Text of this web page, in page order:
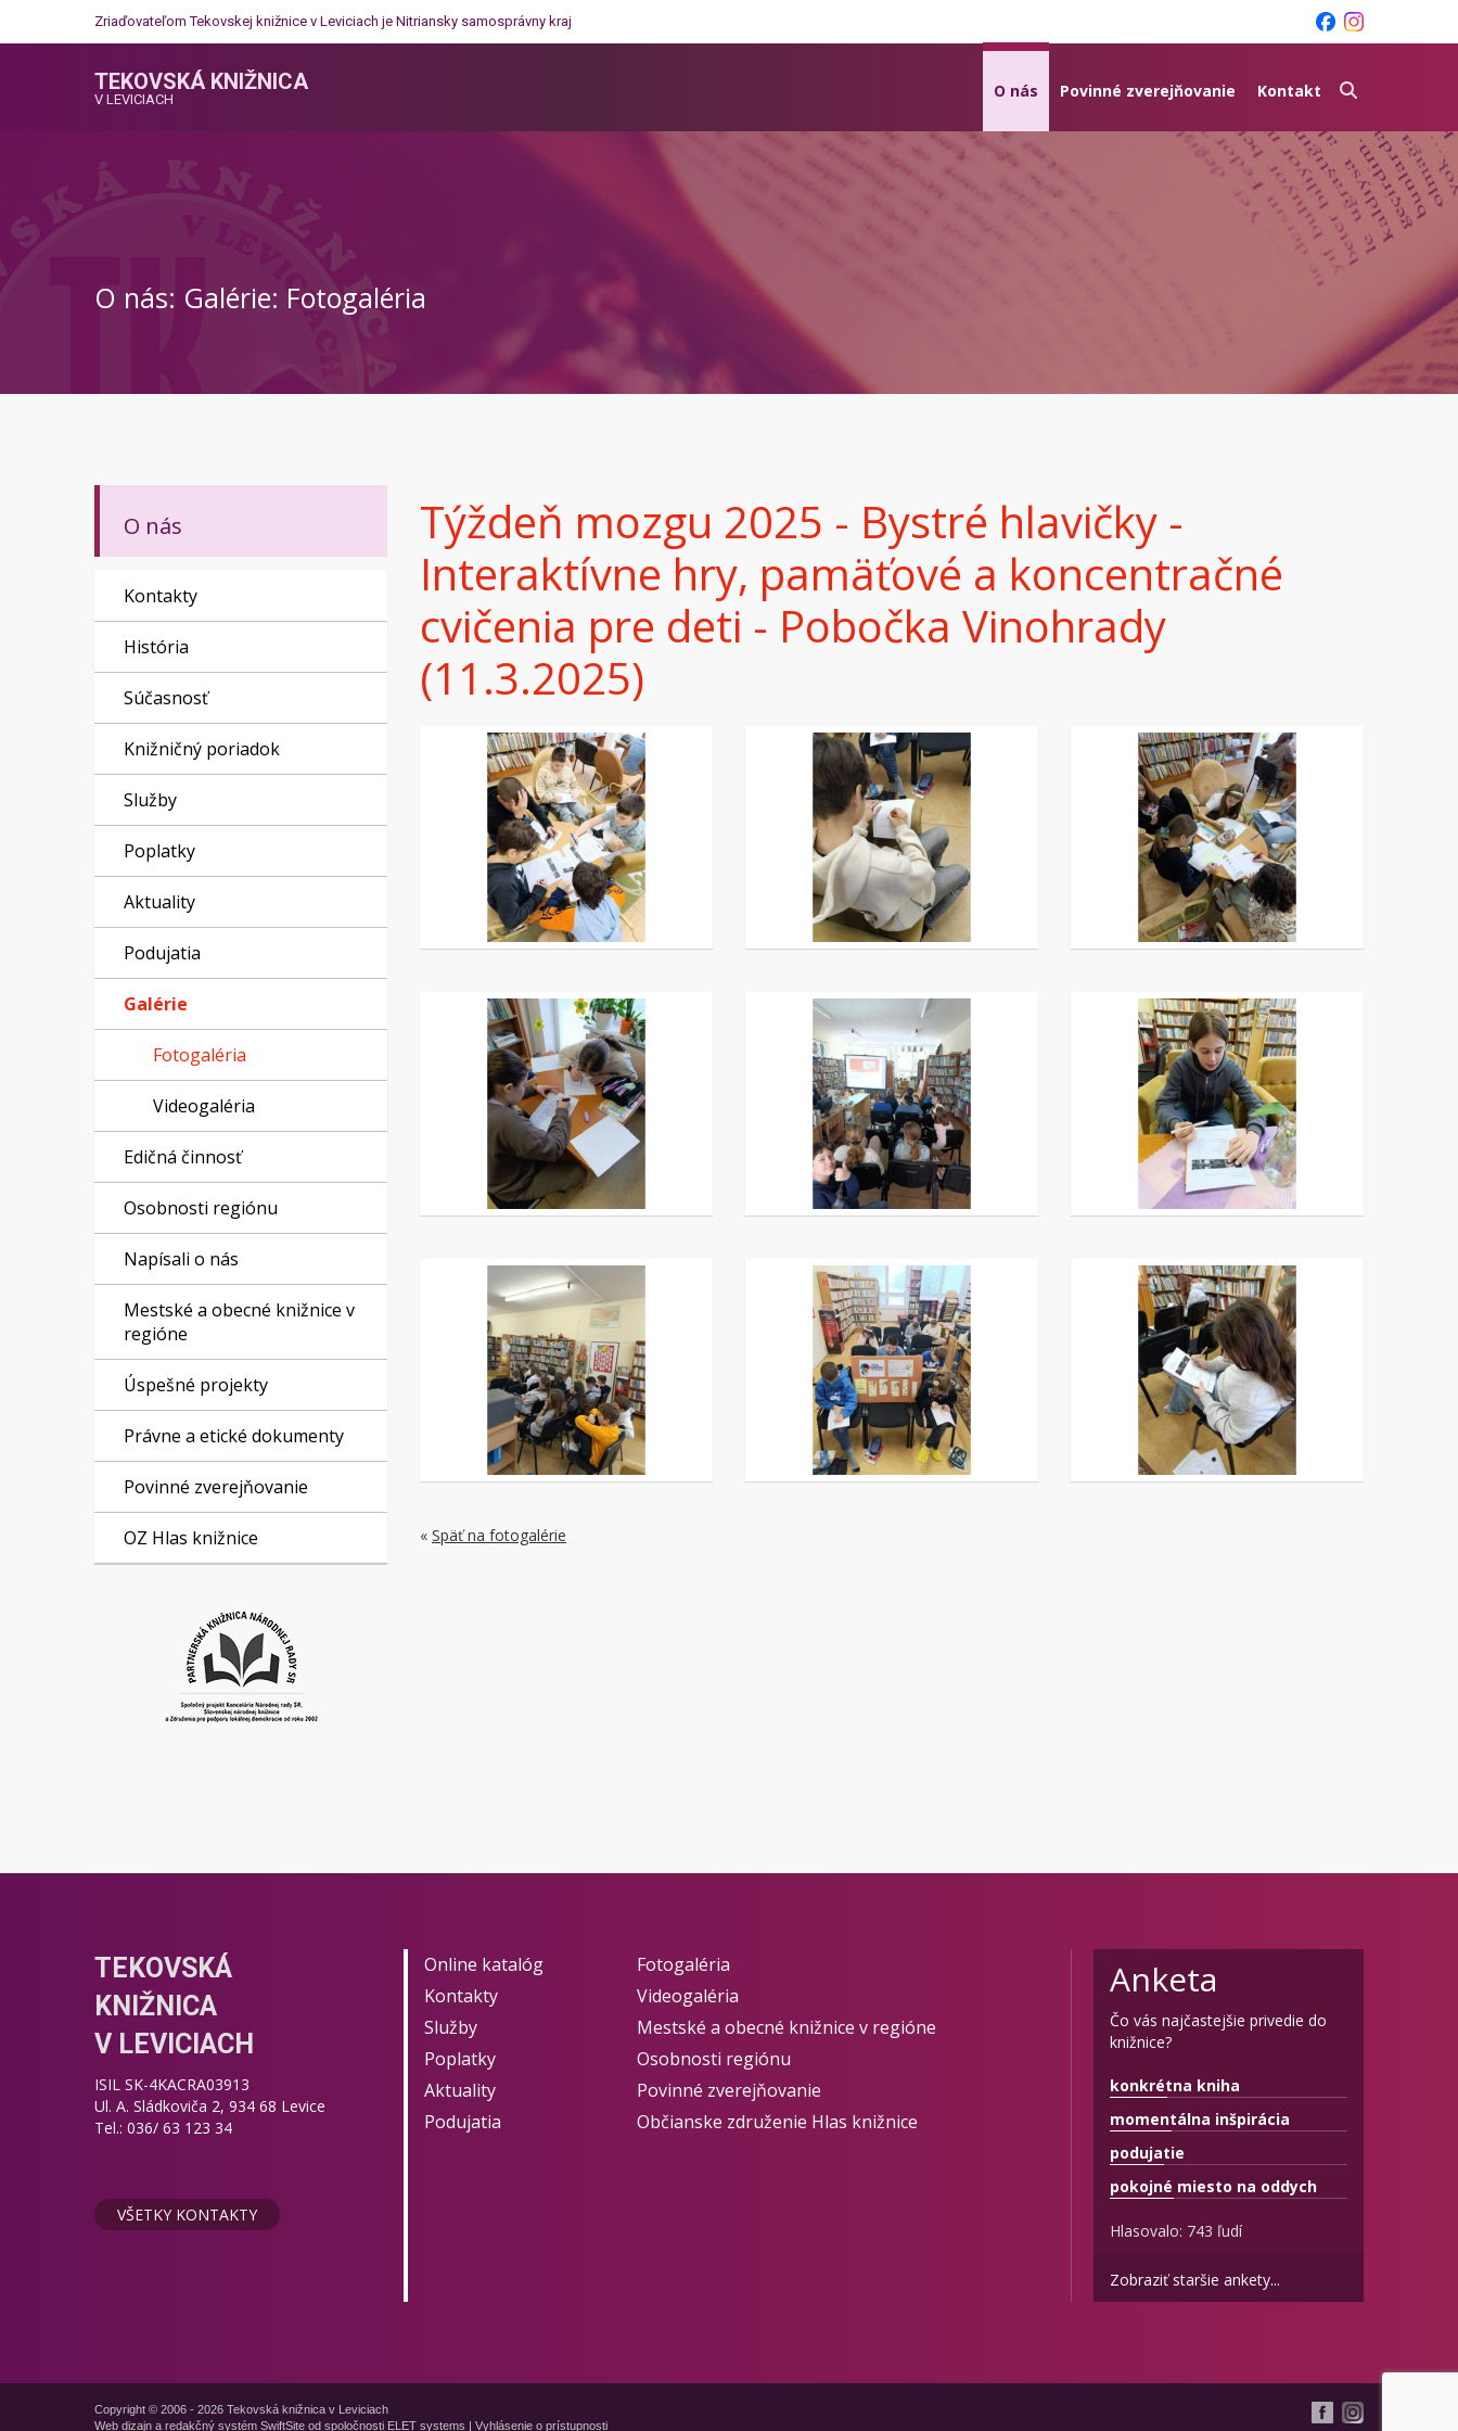
Zriaďovateľom Tekovskej knižnice v Leviciach je Nitriansky samosprávny kraj
TEKOVSKÁ KNIŽNICA
V LEVICIACH O nás Povinné zverejňovanie Kontakt
O nás: Galérie: Fotogaléria
O nás
Kontakty
História
Súčasnosť
Knižničný poriadok
Služby
Poplatky
Aktuality
Podujatia
Galérie
Fotogaléria
Videogaléria
Edičná činnosť
Osobnosti regiónu
Napísali o nás
Mestské a obecné knižnice v
regióne
Úspešné projekty
Právne a etické dokumenty
Povinné zverejňovanie
OZ Hlas knižnice
Týždeň mozgu 2025 - Bystré hlavičky -
Interaktívne hry, pamäťové a koncentračné
cvičenia pre deti - Pobočka Vinohrady
(11.3.2025)
« Späť na fotogalérie
TEKOVSKÁ
KNIŽNICA
V LEVICIACH
ISIL SK-4KACRA03913
Ul. A. Sládkoviča 2, 934 68 Levice
Tel.: 036/ 63 123 34
VŠETKY KONTAKTY
Online katalóg
Kontakty
Služby
Poplatky
Aktuality
Podujatia
Fotogaléria
Videogaléria
Mestské a obecné knižnice v regióne
Osobnosti regiónu
Povinné zverejňovanie
Občianske združenie Hlas knižnice
Anketa
Čo vás najčastejšie privedie do
knižnice?
konkrétna kniha
momentálna inšpirácia
podujatie
pokojné miesto na oddych
Hlasovalo: 743 ľudí
Zobraziť staršie ankety...
Copyright © 2006 - 2026 Tekovská knižnica v Leviciach
Web dizajn a redakčný systém SwiftSite od spoločnosti ELET systems | Vyhlásenie o prístupnosti